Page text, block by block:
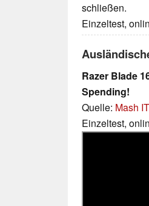
schließen.
Einzeltest,
Razer Blade
Spending!
Quelle: Mash IT
Einzeltest,